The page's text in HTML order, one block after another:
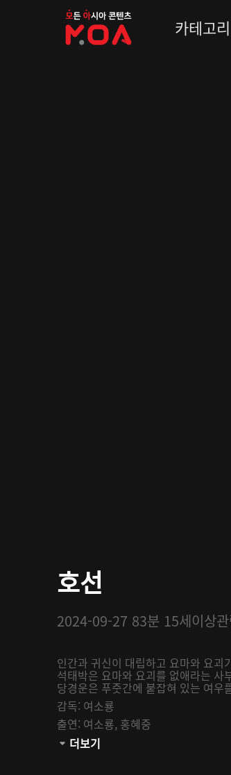
MOA
카테고리
호선
2024-09-27 83분 15세이상
인간과 귀신이 대립하고 요마와 요
석태박은 요마와 요괴를 없애라는 사
당경운은 푸줏간에 붙잡혀 있는 여
감독: 여소룡
출연: 여소룡, 홍혜중
관람등급:
더보기